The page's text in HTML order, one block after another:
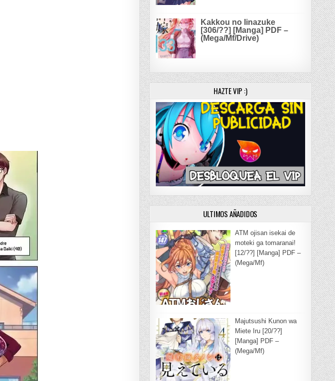
Kakkou no Iinazuke
[306/??] [Manga] PDF –
(Mega/Mf/Drive)
HAZTE VIP :)
ULTIMOS AÑADIDOS
ATM ojisan isekai de
moteki ga tomaranai!
[12/??] [Manga] PDF –
(Mega/Mf)
Majutsushi Kunon wa
Miete Iru [20/??]
[Manga] PDF –
(Mega/Mf)